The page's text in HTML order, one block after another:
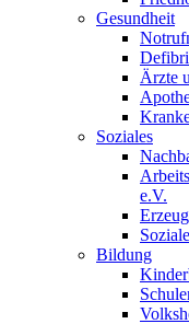
Gesundheit
Ärzte
Soziales
e.V.
Bildung